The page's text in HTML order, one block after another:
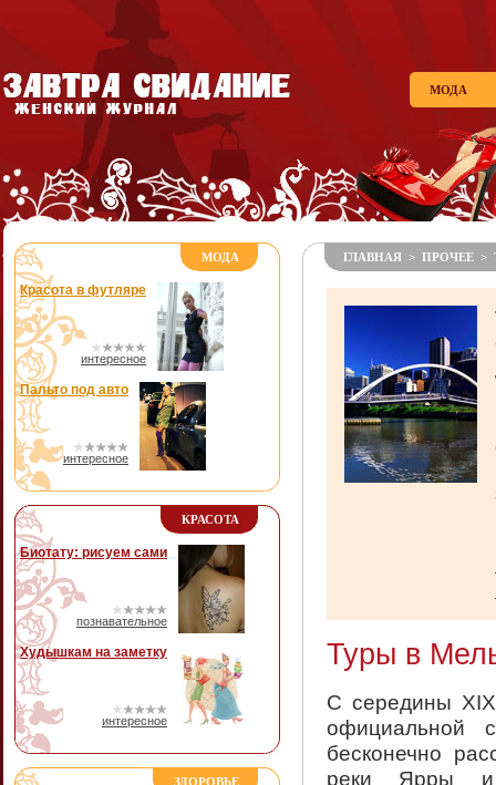
МОДА
МОДА
Красота в футляре
интересное
Пальто под авто
интересное
КРАСОТА
Биотату: рисуем сами
познавательное
Худышкам на заметку
интересное
ЗДОРОВЬЕ
ГЛАВНАЯ > ПРОЧЕЕ >
Туры в
С середины
официальной
бесконечно
реки Ярры и